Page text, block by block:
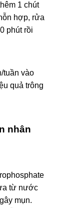
1 chút
hợp, rửa
phút rồi
tuần vào
quả trông
nhân
từ nước
mụn.